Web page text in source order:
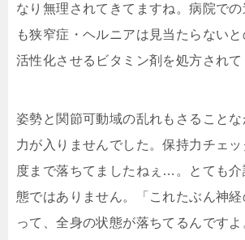
なり無理されてきてますね。病院で
も狭窄症・ヘルニアは見当たらない
活性化させるビタミン剤を処方されて
姿勢と関節可動域の乱れもさることな
力が入りませんでした。保持力チェ
度まで落ちてましたねぇ…。とても介
態ではありません。「これたぶん神経
って、全身の状態が落ちてるんです